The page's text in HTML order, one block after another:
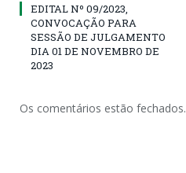
EDITAL Nº 09/2023,
CONVOCAÇÃO PARA
SESSÃO DE JULGAMENTO
DIA 01 DE NOVEMBRO DE
2023
Os comentários estão fechados.